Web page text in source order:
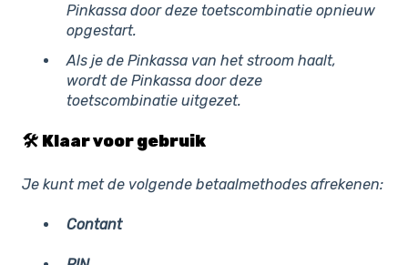
Pinkassa door deze toetscombinatie opnieuw
opgestart.
Als je de Pinkassa van het stroom haalt,
wordt de Pinkassa door deze
toetscombinatie uitgezet.
🛠️ Klaar voor gebruik
Je kunt met de volgende betaalmethodes afrekenen:
Contant